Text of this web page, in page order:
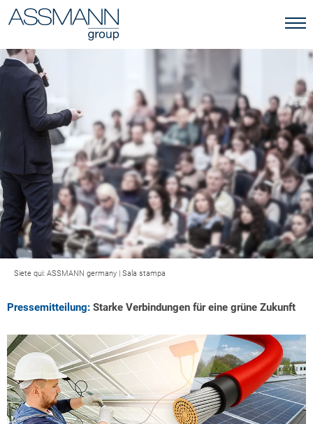
Siete qui: ASSMANN germany | Sala stampa
Pressemitteilung: Starke Verbindungen für eine grüne Zukunft